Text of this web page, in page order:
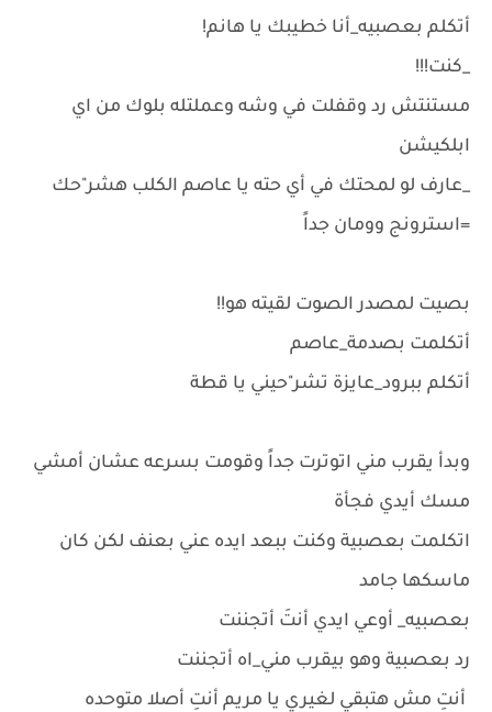
أتكلم بعصبيه_أنا خطيبك يا هانم!
_كنت!!!
مستنتش رد وقفلت في وشه وعملتله بلوك من اي
ابلكيشن
_عارف لو لمحتك في أي حته يا عاصم الكلب هشر"حك
=استرونج وومان جداً
بصيت لمصدر الصوت لقيته هو!!
أتكلمت بصدمة_عاصم
أتكلم ببرود_عايزة تشر"حيني يا قطة
وبدأ يقرب مني اتوترت جداً وقومت بسرعه عشان أمشي
مسك أيدي فجأة
اتكلمت بعصبية وكنت ببعد ايده عني بعنف لكن كان
ماسكها جامد
بعصبيه_ أوعي ايدي أنتَ أتجننت
رد بعصبية وهو بيقرب مني_اه أتجننت
أنتِ مش هتبقي لغيري يا مريم أنتِ أصلا متوحده